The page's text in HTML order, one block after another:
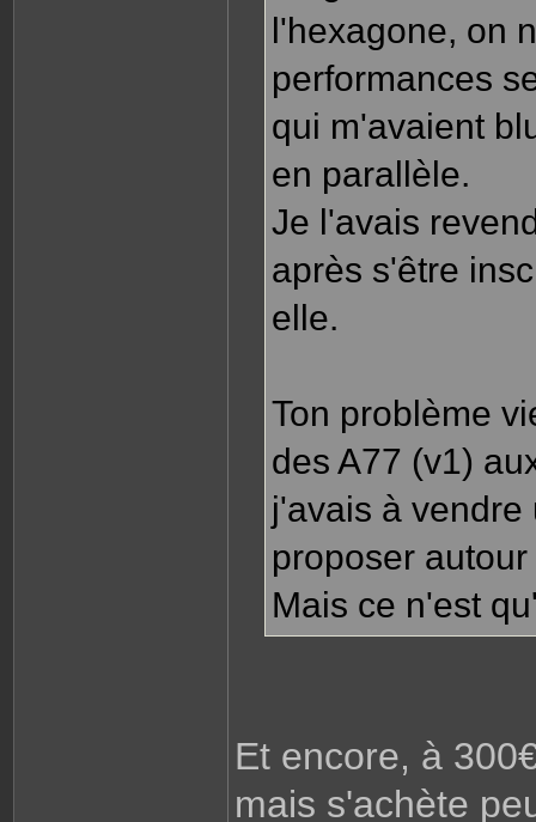
l'hexagone, on
performances
qui m'avaient
en parallèle.
Je l'avais
après s'être
elle.
Ton problème
des A77 (v1)
j'avais à
proposer
Mais ce n'est
Et encore, à
mais s'achète